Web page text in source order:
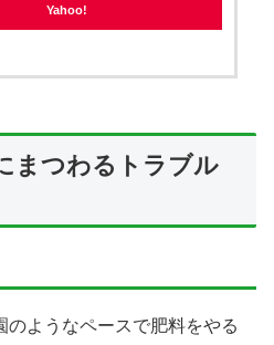
Yahoo!
まつわるトラブル
ようなペースで肥料をやる